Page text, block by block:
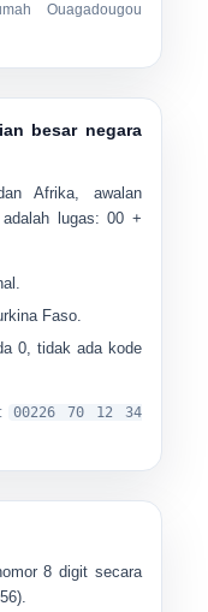
Ouagadougou
besar negara
Afrika, awalan
lugas: 00 +
Faso.
0, tidak ada kode
00226 70 12 34
8 digitsecara
).